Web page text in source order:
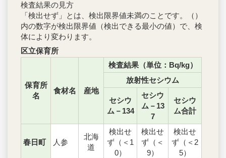
検査結果の見方
「検出せず」とは、検出限界値未満のことです。（）
内の数字が検出限界値（検出できる最小の値）で、検
体により変わります。
区立保育所
保育所
名
食材名 産地
検査結果（単位：Bq/kg）
放射性セシウム
セシウ
ム－134
セシウ
ム－13
7
セシウ
ム合計
春日町 人参
北海
道
検出せ
ず（＜1
0）
検出せ
ず（＜
9）
検出せ
ず（＜2
5）